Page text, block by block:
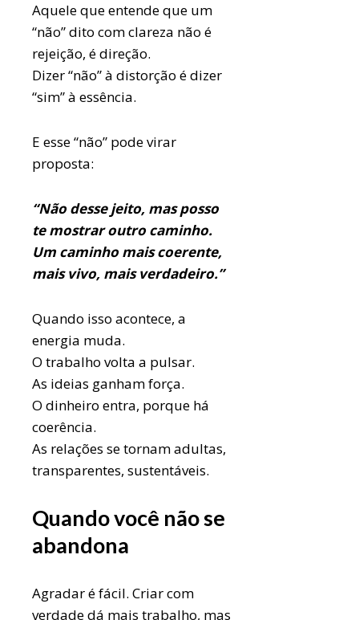
Aquele que entende que um
“não” dito com clareza não é
rejeição, é direção.
Dizer “não” à distorção é dizer
“sim” à essência.
E esse “não” pode virar
proposta:
“Não desse jeito, mas posso
te mostrar outro caminho.
Um caminho mais coerente,
mais vivo, mais verdadeiro.”
Quando isso acontece, a
energia muda.
O trabalho volta a pulsar.
As ideias ganham força.
O dinheiro entra, porque há
coerência.
As relações se tornam adultas,
transparentes, sustentáveis.
Quando você não se
abandona
Agradar é fácil. Criar com
verdade dá mais trabalho, mas